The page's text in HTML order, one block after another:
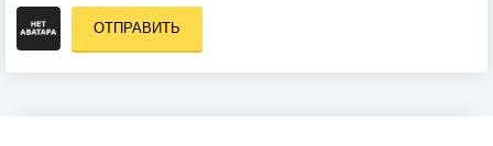
ОТПРАВИТЬ